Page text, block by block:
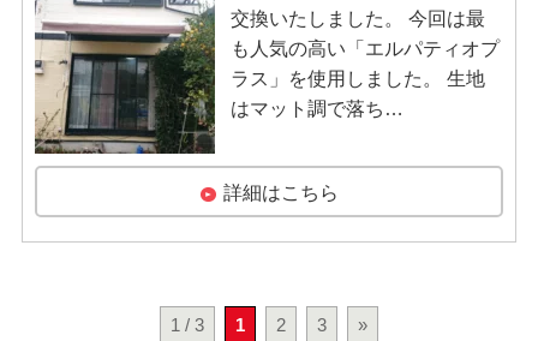
交換いたしました。 今回は最
も人気の高い「エルパティオプ
ラス」を使用しました。 生地
はマット調で落ち…
詳細はこちら
1 / 3 1 2 3 »